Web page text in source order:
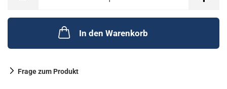
In den Warenkorb
Frage zum Produkt